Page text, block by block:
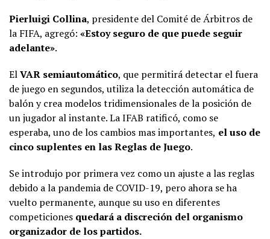
Pierluigi Collina, presidente del Comité de Árbitros de
la FIFA, agregó: «Estoy seguro de que puede seguir
adelante».
ElVAR semiautomático, que permitirá detectar el fuera
de juego en segundos, utiliza la detección automática de
balón y crea modelos tridimensionales de la posición de
un jugador al instante. La IFAB ratificó, como se
esperaba, uno de los cambios mas importantes, el uso de
cinco suplentes en las Reglas de Juego.
Se introdujo por primera vez como un ajuste a las reglas
debido a la pandemia de COVID-19, pero ahora se ha
vuelto permanente, aunque su uso en diferentes
competiciones quedará a discreción del organismo
organizador de los partidos.